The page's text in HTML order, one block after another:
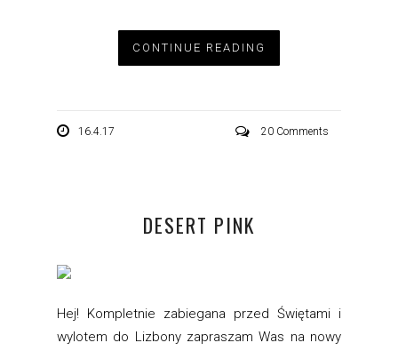
CONTINUE READING
16.4.17 20 Comments
DESERT PINK
Hej! Kompletnie zabiegana przed Świętami i
wylotem do Lizbony zapraszam Was na nowy